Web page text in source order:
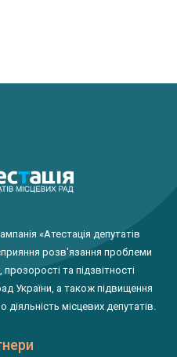
«Атестація депутатів
розв'язання проблеми
та підзвітності
України, а також підвищення
місцевих депутатів.